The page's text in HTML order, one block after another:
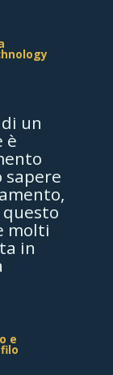
un
è
sapere
molti
in
e